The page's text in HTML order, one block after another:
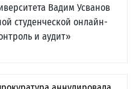
Вадим Усванов
студенческой онлайн-
и аудит»